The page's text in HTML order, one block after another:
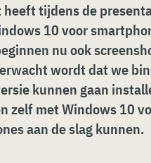
heeft tijdens de
10 voor
nu ook
wordt dat we
kunnen gaan
zelf met Windows 10
aan de slag kunnen.